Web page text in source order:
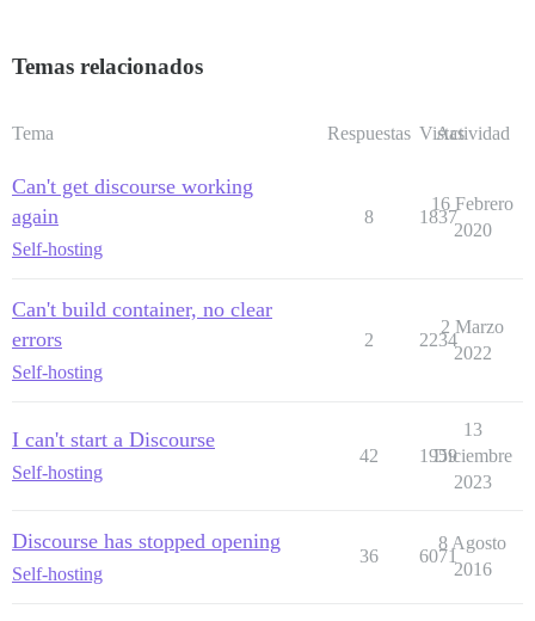
Temas relacionados
Tema Respuestas Vistas
Actividad
Can't get discourse working
again
Self-hosting
8 1837
16 Febrero
2020
Can't build container, no clear
errors
Self-hosting
2 2234
2 Marzo
2022
I can't start a Discourse
Self-hosting
42 1959
13
Diciembre
2023
Discourse has stopped opening
Self-hosting
36 6071
8 Agosto
2016